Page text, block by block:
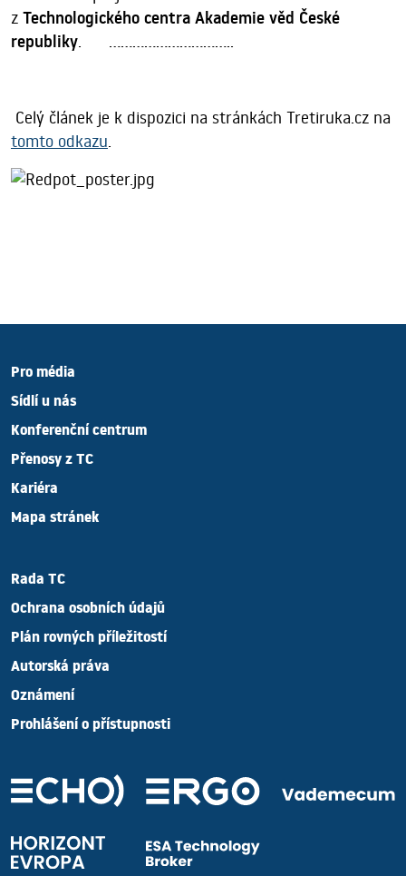
z Technologického centra Akademie věd České
republiky. ................................
Celý článek je k dispozici na stránkách Tretiruka.cz na
tomto odkazu.
Pro média
Sídlí u nás
Konferenční centrum
Přenosy z TC
Kariéra
Mapa stránek
Rada TC
Ochrana osobních údajů
Plán rovných příležitostí
Autorská práva
Oznámení
Prohlášení o přístupnosti